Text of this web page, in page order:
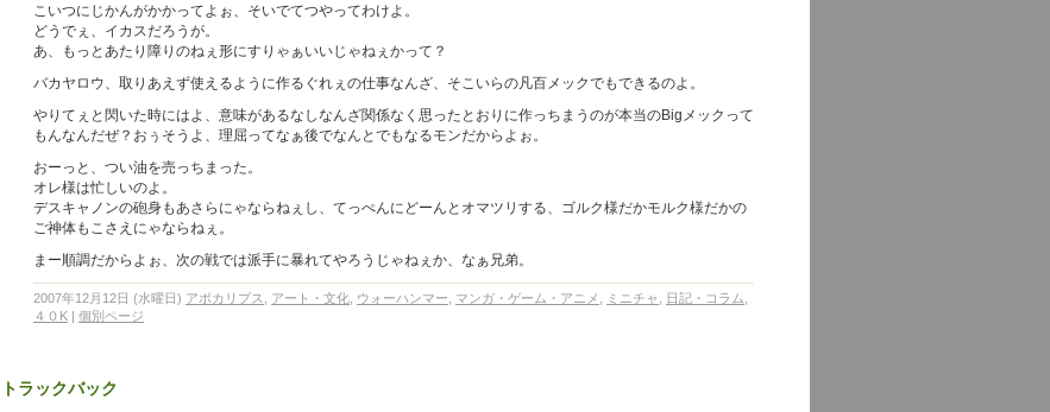
こいつにじかんがかかってよぉ、そいでてつやってわけよ。
どうでぇ、イカスだろうが。
あ、もっとあたり障りのねぇ形にすりゃぁいいじゃねぇかって？
バカヤロウ、取りあえず使えるように作るぐれぇの仕事なんざ、そこいらの凡百メックでもできるのよ。
やりてぇと閃いた時にはよ、意味があるなしなんざ関係なく思ったとおりに作っちまうのが本当のBigメックって
もんなんだぜ？おぅそうよ、理屈ってなぁ後でなんとでもなるモンだからよぉ。
おーっと、つい油を売っちまった。
オレ様は忙しいのよ。
デスキャノンの砲身もあさらにゃならねぇし、てっぺんにどーんとオマツリする、ゴルク様だかモルク様だかの
ご神体もこさえにゃならねぇ。
まー順調だからよぉ、次の戦では派手に暴れてやろうじゃねぇか、なぁ兄弟。
2007年12月12日 (水曜日) アポカリプス アート・文化 ウォーハンマー マンガ・ゲーム・アニメ ミニチャ 日記・コラム
４０K | 個別ページ
トラックバック